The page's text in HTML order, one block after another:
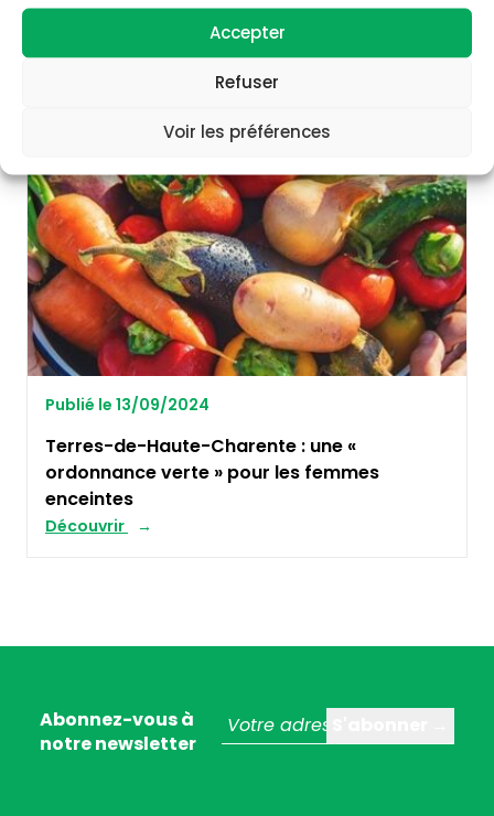
Accepter
Refuser
Voir les préférences
pendant la grossesse
Découvrir
RISQUES CHIMIQUES
Publié le 13/09/2024
Terres-de-Haute-Charente : une «
ordonnance verte » pour les femmes
enceintes
Découvrir
Abonnez-vous à
notre newsletter